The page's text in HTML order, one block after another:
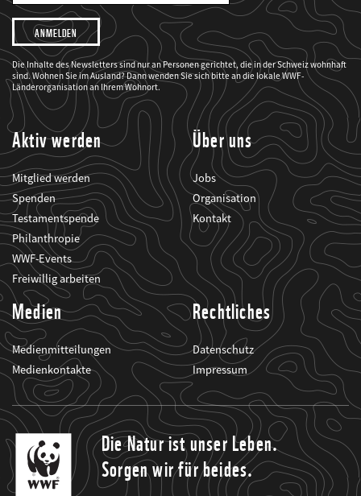
Adresse
Ich
möchte,
dass
der
WWF
mich
über
seine
Projekte
informiert.
Die Inhalte des Newsletters sind nur an Personen gerichtet, die in der Schweiz wohnhaft
sind. Wohnen Sie im Ausland? Dann wenden Sie sich bitte an die lokale WWF-
Länderorganisation an Ihrem Wohnort.
Aktiv werden
Mitglied werden
Spenden
Testamentspende
Philanthropie
WWF-Events
Freiwillig arbeiten
Über uns
Jobs
Organisation
Kontakt
Medien
Medienmitteilungen
Medienkontakte
Rechtliches
Datenschutz
Impressum
Die Natur ist unser Leben.
Sorgen wir für beides.